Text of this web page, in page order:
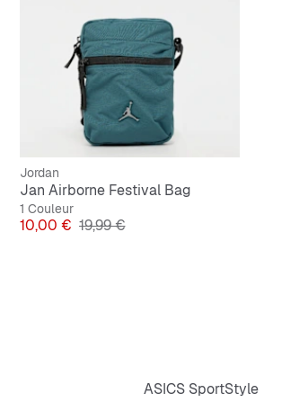
Jordan
Jan Airborne Festival Bag
1 Couleur
Prix
10,00 € Prix original
19,99 €
ASICS SportStyle